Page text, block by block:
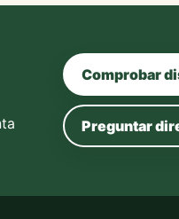
Comprobar
Preguntar